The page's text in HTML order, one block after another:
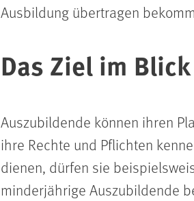
Ausbildung übertragen
Das Ziel im Blick
Auszubildende können ihren
ihre Rechte und Pflichten
dienen, dürfen sie
minderjährige Auszubildende